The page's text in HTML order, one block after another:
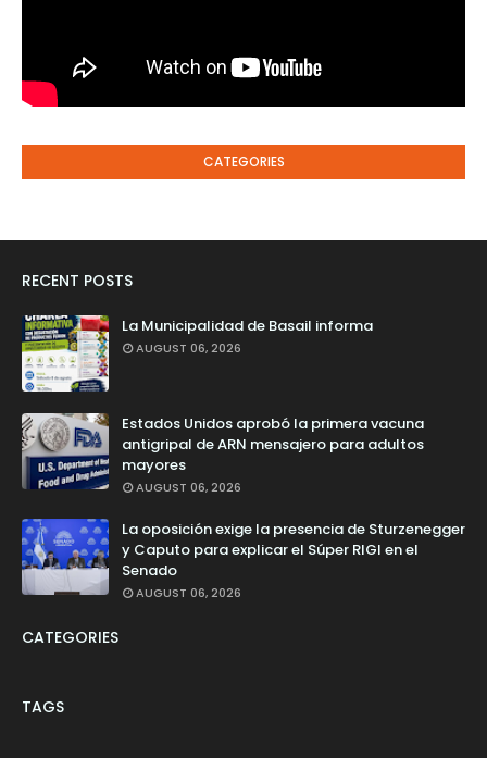
CATEGORIES
RECENT POSTS
La Municipalidad de Basail informa
AUGUST 06, 2026
Estados Unidos aprobó la primera vacuna
antigripal de ARN mensajero para adultos
mayores
AUGUST 06, 2026
La oposición exige la presencia de Sturzenegger
y Caputo para explicar el Súper RIGI en el
Senado
AUGUST 06, 2026
CATEGORIES
TAGS